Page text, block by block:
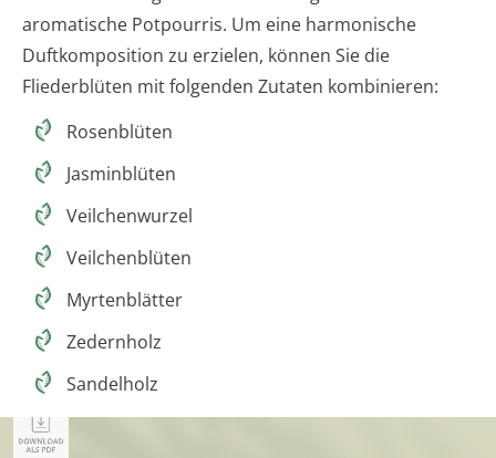
aromatische Potpourris. Um eine harmonische
Duftkomposition zu erzielen, können Sie die
Fliederblüten mit folgenden Zutaten kombinieren:
Rosenblüten
Jasminblüten
Veilchenwurzel
Veilchenblüten
Myrtenblätter
Zedernholz
Sandelholz